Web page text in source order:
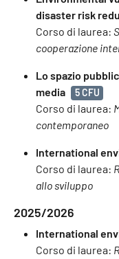
disaster risk
Corso di laurea:
cooperazione
Lo spazio
media
5 CFU
Corso di laurea:
contemporaneo
International
Corso di laurea:
allo sviluppo
2025/2026
International
Corso di laurea: